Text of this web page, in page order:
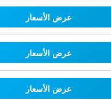
عرض الأسعار
عرض الأسعار
عرض الأسعار